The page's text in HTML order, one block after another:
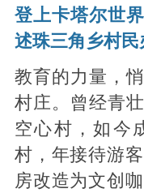
登上卡塔尔世
述珠三角乡村民
教育的力量，
村庄。曾经青
空心村，如今
村，年接待游
房改造为文创